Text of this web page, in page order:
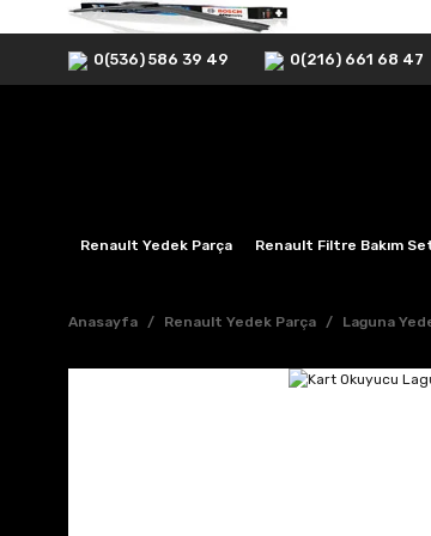
0(536) 586 39 49 0(216) 661 68 47
Renault Yedek Parça Renault Filtre Bakım
Anasayfa Renault Yedek Parça Laguna